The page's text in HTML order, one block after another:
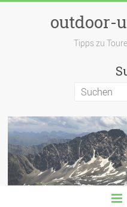
outdoor-
Tipps zu